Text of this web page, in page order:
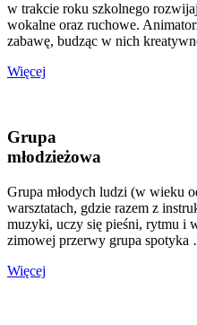
w trakcie roku szkolnego
wokalne oraz ruchowe.
zabawę, budząc w nich
Więcej
Grupa
młodzieżowa
Grupa młodych ludzi (w wieku
warsztatach, gdzie razem z
muzyki, uczy się pieśni, rytmu i
zimowej przerwy grupa
Więcej